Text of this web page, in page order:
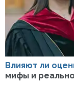
Влияют ли
мифы и